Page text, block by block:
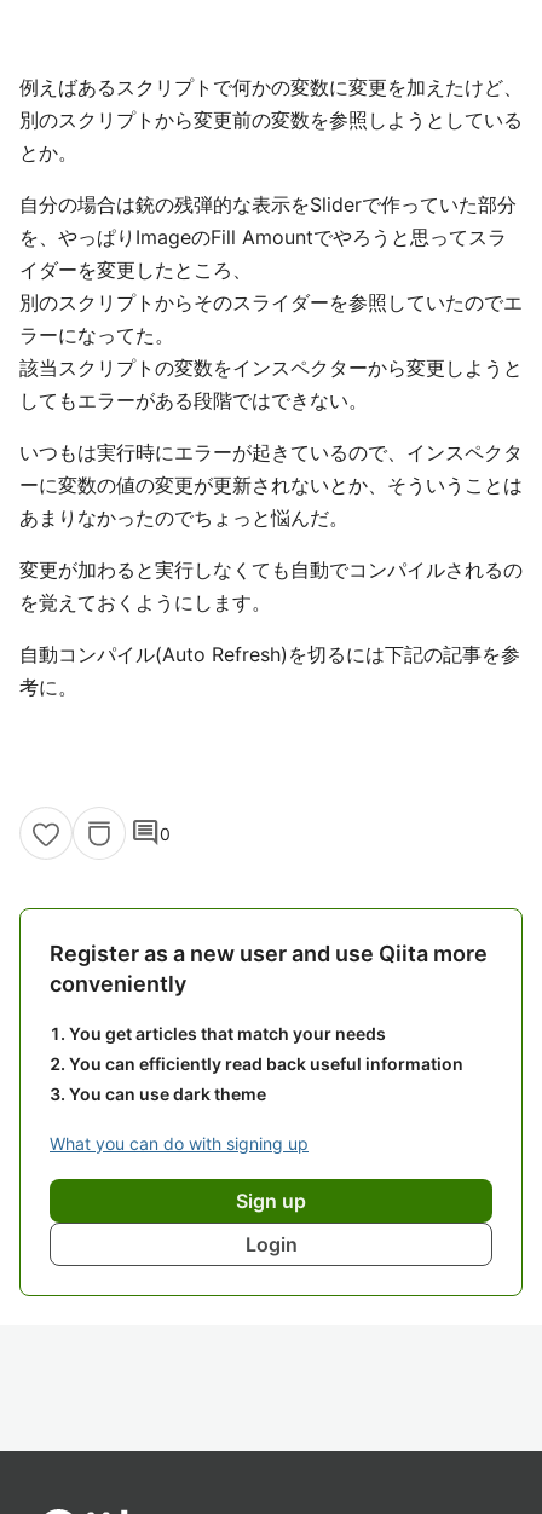
例えばあるスクリプトで何かの変数に変更を加えたけど、
別のスクリプトから変更前の変数を参照しようとしている
とか。
自分の場合は銃の残弾的な表示をSliderで作っていた部分
を、やっぱりImageのFill Amountでやろうと思ってスラ
イダーを変更したところ、
別のスクリプトからそのスライダーを参照していたのでエ
ラーになってた。
該当スクリプトの変数をインスペクターから変更しようと
してもエラーがある段階ではできない。
いつもは実行時にエラーが起きているので、インスペクタ
ーに変数の値の変更が更新されないとか、そういうことは
あまりなかったのでちょっと悩んだ。
変更が加わると実行しなくても自動でコンパイルされるの
を覚えておくようにします。
自動コンパイル(Auto Refresh)を切るには下記の記事を参
考に。
comment0
Register as a new user and use Qiita more
conveniently
You get articles that match your needs
You can efficiently read back useful information
You can use dark theme
What you can do with signing up
Sign up
Login